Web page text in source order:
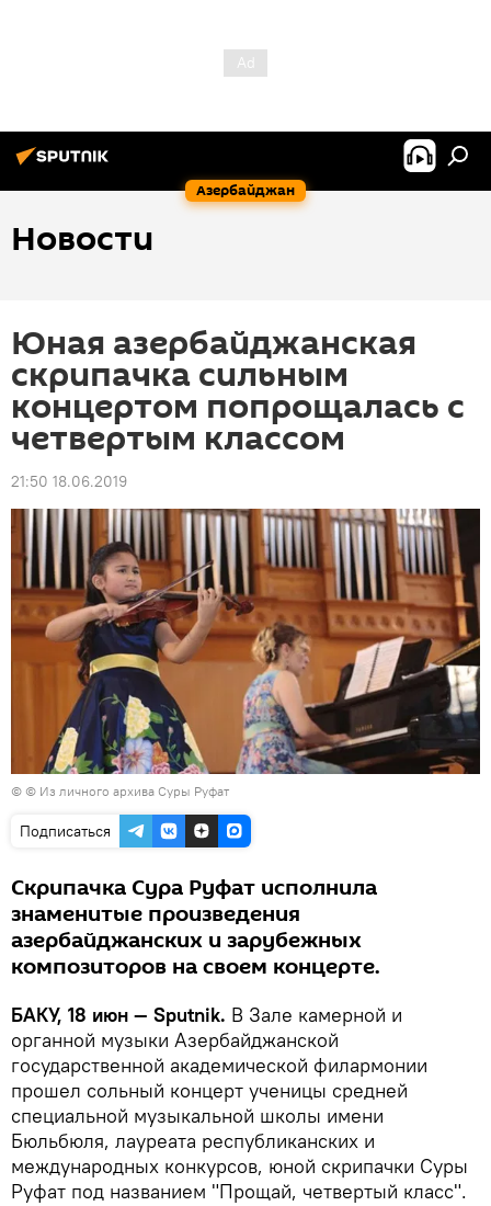
Азербайджан
Новости
Юная азербайджанская
скрипачка сильным
концертом попрощалась с
четвертым классом
21:50 18.06.2019
© © Из личного архива Суры Руфат
Подписаться
Скрипачка Сура Руфат исполнила
знаменитые произведения
азербайджанских и зарубежных
композиторов на своем концерте.
БАКУ, 18 июн — Sputnik. В Зале камерной и
органной музыки Азербайджанской
государственной академической филармонии
прошел сольный концерт ученицы средней
специальной музыкальной школы имени
Бюльбюля, лауреата республиканских и
международных конкурсов, юной скрипачки Суры
Руфат под названием "Прощай, четвертый класс".